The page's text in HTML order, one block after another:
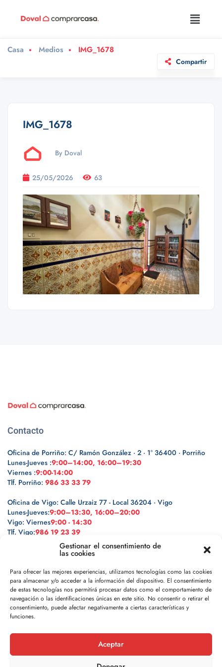
Gestionar el consentimiento de
las cookies
Para ofrecer las mejores experiencias, utilizamos tecnologías como las cookies
para almacenar y/o acceder a la información del dispositivo. El consentimiento
de estas tecnologías nos permitirá procesar datos como el comportamiento de
navegación o las identificaciones únicas en este sitio. No consentir o retirar el
consentimiento, puede afectar negativamente a ciertas características y
funciones.
Aceptar
Casa Medios IMG_1678
Compartir
IMG_1678
By Doval
25/05/2026 63
Contacto
Oficina de Porriño: C/ Ramón González · 2 · 1º 36400 · Porriño
Lunes-Jueves :9:00–14:00, 16:00–19:30
Viernes :9:00-14:00
Tlf. Porriño: 986 33 33 79
Oficina de Vigo: Calle Urzaiz 77 - Local 36204 · Vigo
Lunes-Jueves:9:00–13:30, 16:00–20:00
Vigo: Viernes9:00 - 14:30
Tlf. Vigo:986 19 23 39
Legal
Política de privacidad